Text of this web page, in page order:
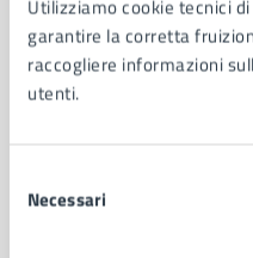
Utilizziamo cookie tecnici
garantire la corretta
raccogliere informazioni
utenti.
delNecessari
AMMINISTRAZIONE
Aree amministrative
Enti e fondazioni